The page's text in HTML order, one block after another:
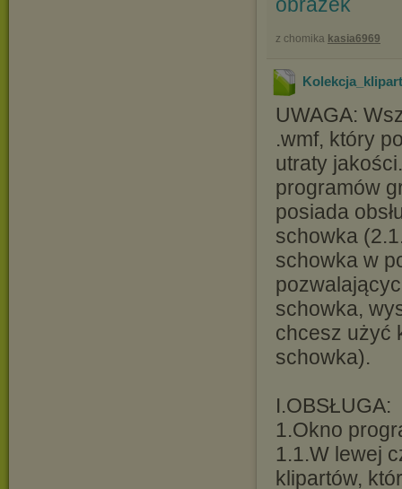
z chomika kasia6969
UWAGA:
.wmf, który
utraty
programów
posiada
schowka
schowka w
schowka,
chcesz użyć
schowka).
I.OBSŁUGA:
1.Okno
1.1.W lewej
klipartów,